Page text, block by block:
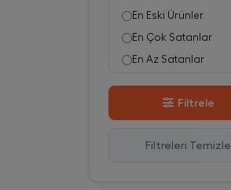
En Eski Ürünler
En Çok Satanlar
En Az Satanlar
Stok Artan
En Çok Favorilenen
Filtrele
Filtreleri Temizle